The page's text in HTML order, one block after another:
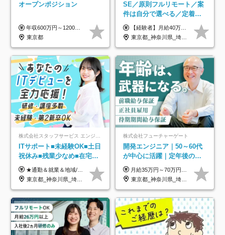
オープンポジション
年収600万円～1200万円 ※上記年収は、想定年収です。住居費補助、子手当などの各種手当を含む金額です。 ※経験・能力等を考慮の上、当社規定により決定します。
東京都
SE／原則フルリモート／案
件は自分で選べる／定着率
93%／20～30代活躍中！
【経験者】月給40万円～120万円(固定残業代含む)+各種手当 ★前職給与の総収入額を100％保証｜還元率84％〜100％ ★20代の平均年収570万円 ※月給には、みなし残業手当(月30時間／5万8000円以上)を含みます 超過分は別途追加支給 ※固定残業代は、時間外労働の有無に関わらず30時間分を、月5万8000円~15万7000円支給 ※上記を超える時間外労働分は追加で支給 【未経験者】月給21万円以上＋各種手当 固定残業なし(残業代発生分全額支給) ※6ヶ月の試用期間あり（※条件に変動なし） ▼単価連動性×還元率は84％～100％で収入の大幅UPが可能！ ・案件単価が月50万円の場合：年収417万円 ・案件単価が月70万円の場合：年収584万円 ・案件単価が月100万円の場合：年収834万円 ＜モデル年収＞ ▼400万円～500万円(入社初年度) ▼542万円～626万円(入社2年) ▼667万円～700万円(入社3年） ▼709万円～801万円(入社5年）
東京都_神奈川県_埼玉県_千葉県_大阪府_愛知県_北海道_青森県_岩手県_宮城県_秋田県_山形県_福島県_茨城県_栃木県_群馬県_新潟県_山梨県_長野県_富山県_石川県_福井県_静岡県_岐阜県_三重県_兵庫県_京都府_滋賀県_奈良県_和歌山県_広島県_岡山県_鳥取県_島根県_山口県_徳島県_香川県_愛媛県_高知県_福岡県_熊本県_佐賀県_長崎県_大分県_宮崎県_鹿児島県_沖縄県
ITサポート■未経験OK■土日
祝休み■残業少なめ■在宅実
績あり■約900種類のスキル
アップ講座あり■全国募集
★通勤＆就業＆地域/住宅＆役職手当あり ★残業代は全額支給 ★選べる給与制度あり！ ■東京・神奈川・千葉・埼玉勤務の場合 月給24.5万円～55万円＋諸手当 （残業代は全額支給） (20,000円の地域/住宅手当込み) ■愛知・京都・大阪・兵庫勤務の場合 月給24万円以上＋諸手当 （残業代は全額支給） (15,000円の地域/住宅手当込み) ■茨城・栃木・群馬・静岡・三重・滋賀・広島・福岡勤務の場合 月給23.5万円以上＋諸手当 （残業代は全額支給） (10,000円の地域/住宅手当込み) ■北海道・宮城・山梨・長野・岐阜・奈良・和歌山・岡山勤務の場合 月給23万円以上＋諸手当 （残業代は全額支給） (5,000円の地域/住宅手当込み) ■その他のエリア勤務の場合 月給22.5万円以上＋諸手当 （残業代は全額支給） ※経験や能力を考慮し、当社規定により優遇します 【昇給：年一回実施】 【選べる給与制度】 ★収入を重視する方に… 「変動型人事制度」の選択も可能（派遣先からの評価に応じて収入アップ！） ※年2回のタイミングで希望者と面談の上決定します。
東京都_神奈川県_埼玉県_千葉県_大阪府_愛知県_北海道_岩手県_宮城県_山形県_福島県_茨城県_栃木県_群馬県_山梨県_長野県_富山県_石川県_静岡県_岐阜県_三重県_兵庫県_京都府_滋賀県_奈良県_広島県_岡山県_山口県_愛媛県_福岡県_熊本県_長崎県
株式会社フューチャーゲート
開発エンジニア｜50～60代
が中心に活躍｜定年後の給
与減ナシ｜年収50万円アッ
プ実績／昇給率92％（直近3
年）
月給35万円～70万円（固定残業代30時間分63,869円～を含む）+賞与年1回 ※30時間を超える分は別途支給します ●これまでのご経験・スキル・前職給与をできる限り考慮します ●待機期間も給与を100％支給します ●試用期間中も給与や福利厚生は同じです ≪年収を維持しながら長く働けます！≫ 一般的な企業では55歳や60歳を機に年収が下がりますが、 当社は役職などではなく「スキルや経験」で評価。 エンジニアとして長く働きながら あなたにふさわしい年収を維持できます！
東京都_神奈川県_埼玉県_千葉県